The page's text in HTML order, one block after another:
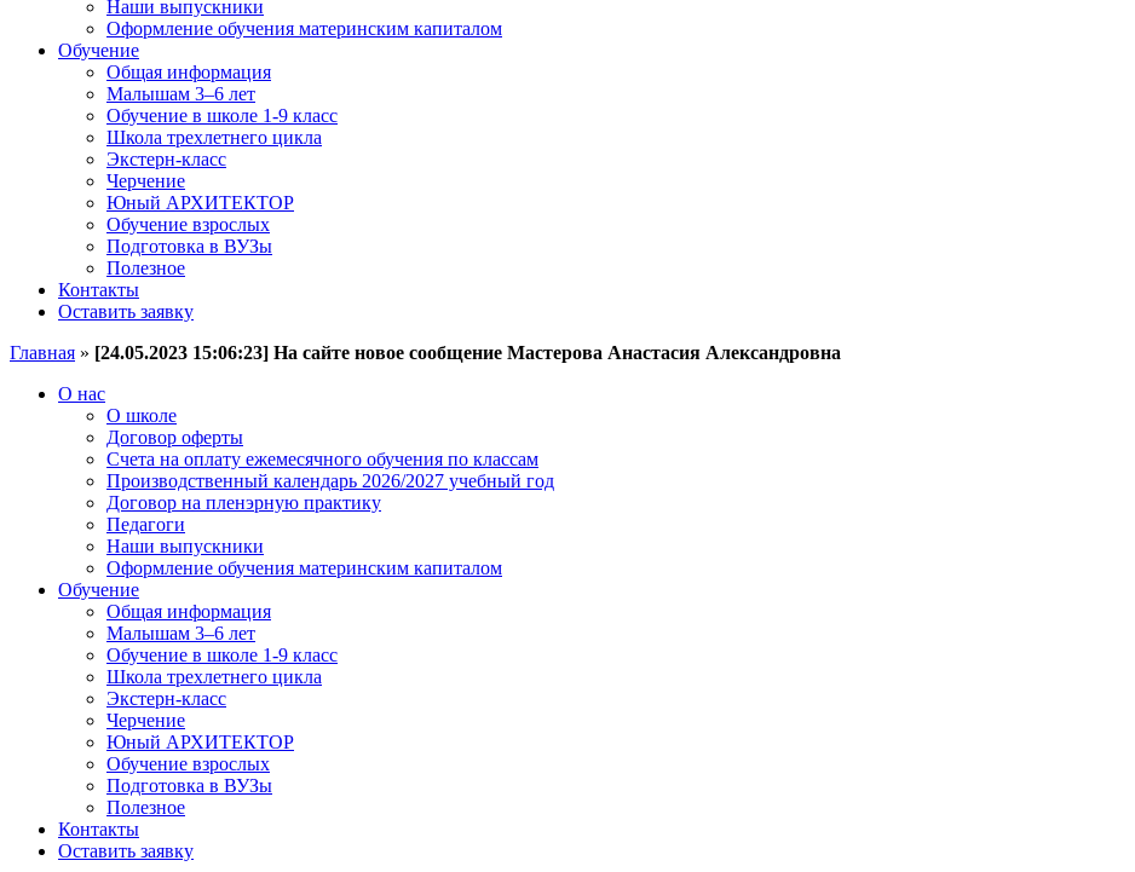
Наши выпускники
Оформление обучения материнским капиталом
Обучение
Общая информация
Малышам 3–6 лет
Обучение в школе 1-9 класс
Школа трехлетнего цикла
Экстерн-класс
Черчение
Юный АРХИТЕКТОР
Обучение взрослых
Подготовка в ВУЗы
Полезное
Контакты
Оставить заявку
Главная » [24.05.2023 15:06:23] На сайте новое сообщение Мастерова Анастасия Александровна
О нас
О школе
Договор оферты
Счета на оплату ежемесячного обучения по классам
Производственный календарь 2026/2027 учебный год
Договор на пленэрную практику
Педагоги
Наши выпускники
Оформление обучения материнским капиталом
Обучение
Общая информация
Малышам 3–6 лет
Обучение в школе 1-9 класс
Школа трехлетнего цикла
Экстерн-класс
Черчение
Юный АРХИТЕКТОР
Обучение взрослых
Подготовка в ВУЗы
Полезное
Контакты
Оставить заявку